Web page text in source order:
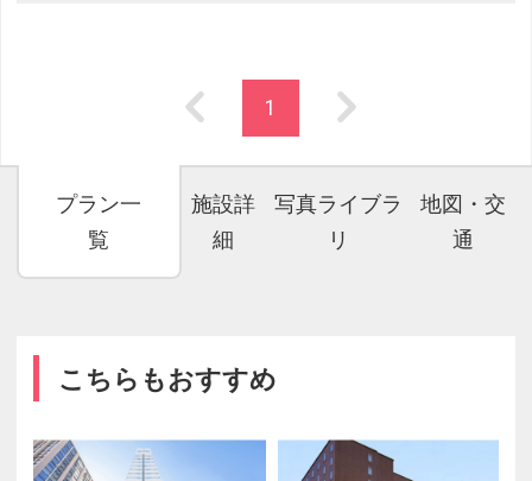
1
プラン一
覧
施設詳
細
写真ライブラ
リ
地図・交
通
こちらもおすすめ